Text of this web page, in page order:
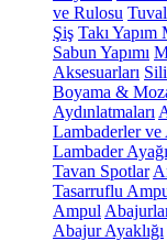
ve Rulosu Tuval
Şiş Takı Yapım
Sabun Yapımı
Aksesuarları
Boyama &
Aydınlatmaları
Lambaderler ve
Lambader Ayağı
Tavan Spotlar
Tasarruflu
Ampul
Abajur Ayaklığı